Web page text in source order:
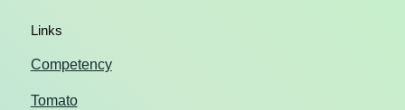
Links
Competency
Tomato